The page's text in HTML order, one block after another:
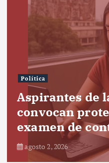
Política
Aspirantes de
convocan
examen de
agosto 2, 2026